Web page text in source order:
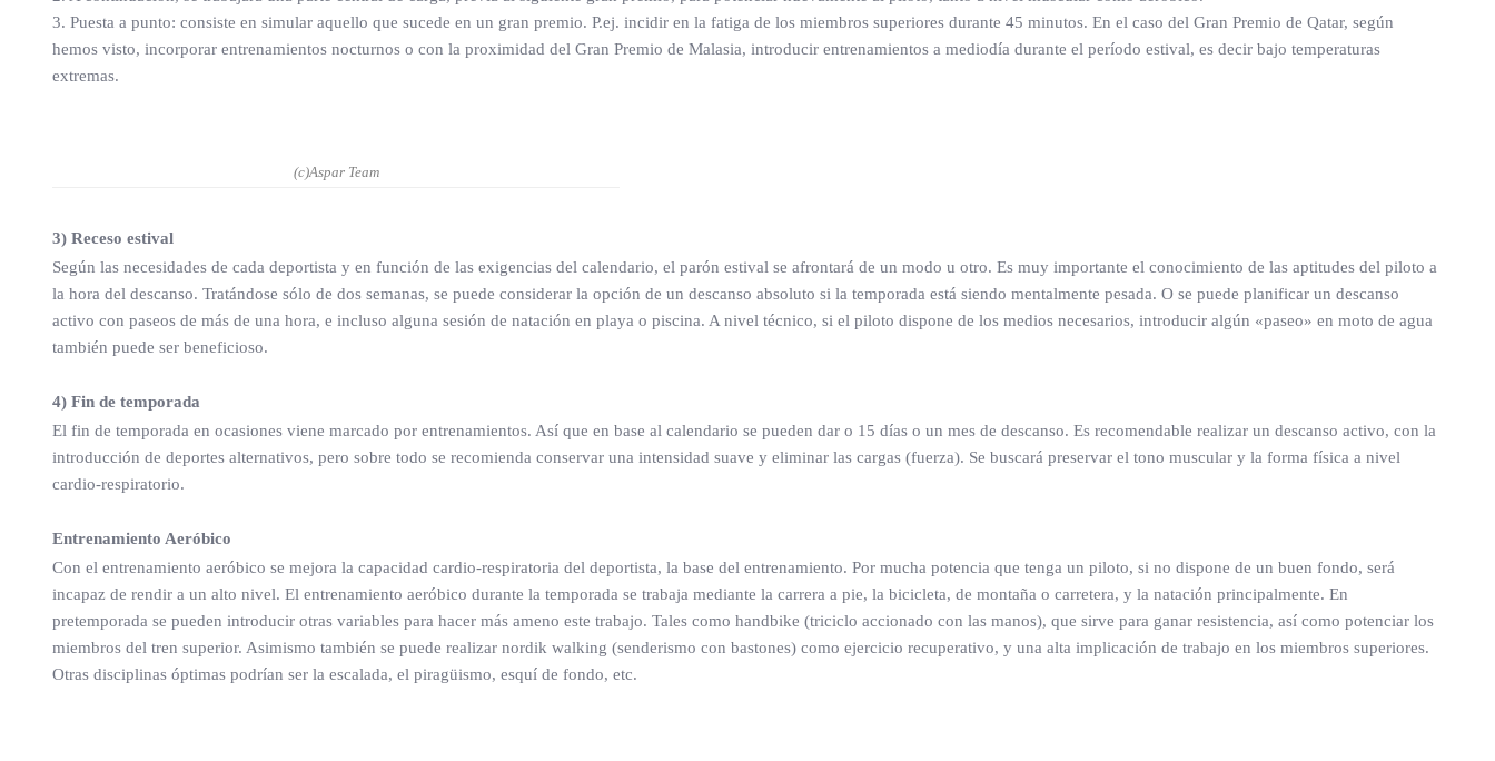
3. Puesta a punto: consiste en simular aquello que sucede en un gran premio. P.ej. incidir en la fatiga de los miembros superiores durante 45 minutos. En el caso del Gran Premio de Qatar, según
hemos visto, incorporar entrenamientos nocturnos o con la proximidad del Gran Premio de Malasia, introducir entrenamientos a mediodía durante el período estival, es decir bajo temperaturas
extremas.
(c)Aspar Team
3) Receso estival
Según las necesidades de cada deportista y en función de las exigencias del calendario, el parón estival se afrontará de un modo u otro. Es muy importante el conocimiento de las aptitudes del piloto a
la hora del descanso. Tratándose sólo de dos semanas, se puede considerar la opción de un descanso absoluto si la temporada está siendo mentalmente pesada. O se puede planificar un descanso
activo con paseos de más de una hora, e incluso alguna sesión de natación en playa o piscina. A nivel técnico, si el piloto dispone de los medios necesarios, introducir algún «paseo» en moto de agua
también puede ser beneficioso.
4) Fin de temporada
El fin de temporada en ocasiones viene marcado por entrenamientos. Así que en base al calendario se pueden dar o 15 días o un mes de descanso. Es recomendable realizar un descanso activo, con la
introducción de deportes alternativos, pero sobre todo se recomienda conservar una intensidad suave y eliminar las cargas (fuerza). Se buscará preservar el tono muscular y la forma física a nivel
cardio-respiratorio.
Entrenamiento Aeróbico
Con el entrenamiento aeróbico se mejora la capacidad cardio-respiratoria del deportista, la base del entrenamiento. Por mucha potencia que tenga un piloto, si no dispone de un buen fondo, será
incapaz de rendir a un alto nivel. El entrenamiento aeróbico durante la temporada se trabaja mediante la carrera a pie, la bicicleta, de montaña o carretera, y la natación principalmente. En
pretemporada se pueden introducir otras variables para hacer más ameno este trabajo. Tales como handbike (triciclo accionado con las manos), que sirve para ganar resistencia, así como potenciar los
miembros del tren superior. Asimismo también se puede realizar nordik walking (senderismo con bastones) como ejercicio recuperativo, y una alta implicación de trabajo en los miembros superiores.
Otras disciplinas óptimas podrían ser la escalada, el piragüismo, esquí de fondo, etc.